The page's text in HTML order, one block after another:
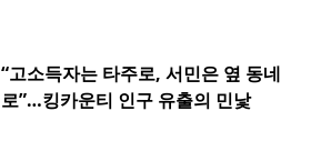
“고소득자는 타주로, 서민은 옆 동네
로”…킹카운티 인구 유출의 민낯